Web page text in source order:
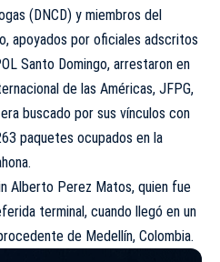
(DNCD) y miembros del
apoyados por oficiales adscritos
Santo Domingo, arrestaron en
de las Américas, JFPG,
buscado por sus vínculos con
paquetes ocupados en la
Alberto Perez Matos, quien fue
terminal, cuando llegó en un
de Medellín, Colombia.